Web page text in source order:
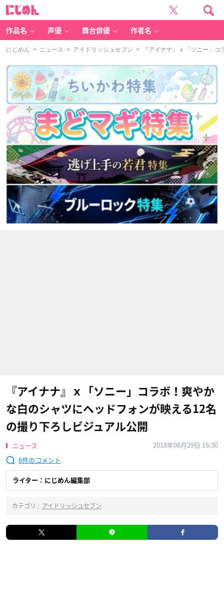
作品名 声優 舞台俳優 作者名
にじめん > ニュース > アイドリッシュセブン > 『アイナナ』ｘ「ソニー」コ
『アイナナ』ｘ「ソニー」コラボ！爽やか
な白のシャツにヘッドフォンが映える12名
の撮り下ろしビジュアル公開
ニュース
2018年08月29日 16:30
6
ライター：にじめん編集部
カテゴリ : アイドリッシュセブン